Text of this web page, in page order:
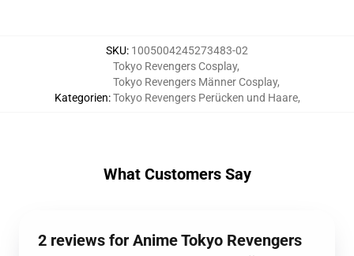
SKU: 1005004245273483-02
Kategorien:
Tokyo Revengers Cosplay,
Tokyo Revengers Männer Cosplay,
Tokyo Revengers Perücken und Haare,
What Customers Say
2 reviews for Anime Tokyo Revengers